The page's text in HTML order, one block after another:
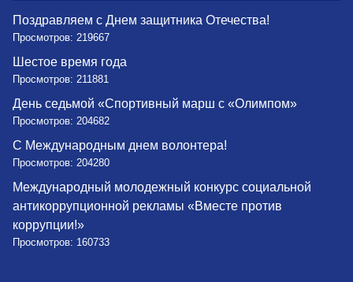
Поздравляем с Днем защитника Отечества!
Просмотров: 219667
Шестое время года
Просмотров: 211881
День седьмой «Спортивный марш с «Олимпом»
Просмотров: 204682
С Международным днем волонтера!
Просмотров: 204280
Международный молодежный конкурс социальной
антикоррупционной рекламы «Вместе против
коррупции!»
Просмотров: 160733